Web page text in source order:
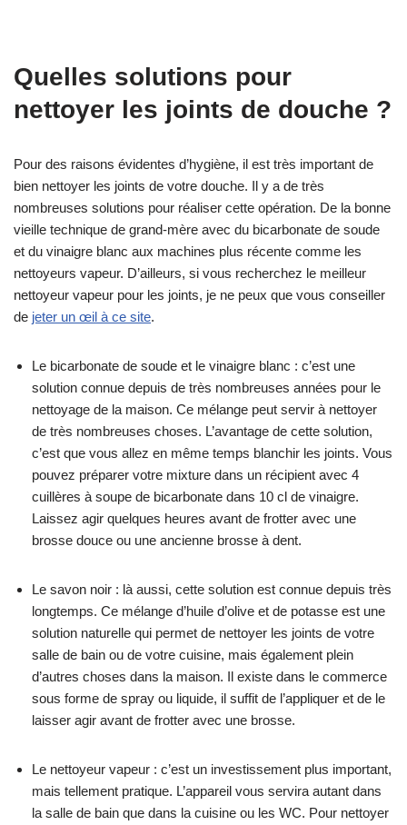
Quelles solutions pour
nettoyer les joints de douche ?
Pour des raisons évidentes d’hygiène, il est très important de
bien nettoyer les joints de votre douche. Il y a de très
nombreuses solutions pour réaliser cette opération. De la bonne
vieille technique de grand-mère avec du bicarbonate de soude
et du vinaigre blanc aux machines plus récente comme les
nettoyeurs vapeur. D’ailleurs, si vous recherchez le meilleur
nettoyeur vapeur pour les joints, je ne peux que vous conseiller
de jeter un œil à ce site.
Le bicarbonate de soude et le vinaigre blanc : c’est une
solution connue depuis de très nombreuses années pour le
nettoyage de la maison. Ce mélange peut servir à nettoyer
de très nombreuses choses. L’avantage de cette solution,
c’est que vous allez en même temps blanchir les joints. Vous
pouvez préparer votre mixture dans un récipient avec 4
cuillères à soupe de bicarbonate dans 10 cl de vinaigre.
Laissez agir quelques heures avant de frotter avec une
brosse douce ou une ancienne brosse à dent.
Le savon noir : là aussi, cette solution est connue depuis très
longtemps. Ce mélange d’huile d’olive et de potasse est une
solution naturelle qui permet de nettoyer les joints de votre
salle de bain ou de votre cuisine, mais également plein
d’autres choses dans la maison. Il existe dans le commerce
sous forme de spray ou liquide, il suffit de l’appliquer et de le
laisser agir avant de frotter avec une brosse.
Le nettoyeur vapeur : c’est un investissement plus important,
mais tellement pratique. L’appareil vous servira autant dans
la salle de bain que dans la cuisine ou les WC. Pour nettoyer